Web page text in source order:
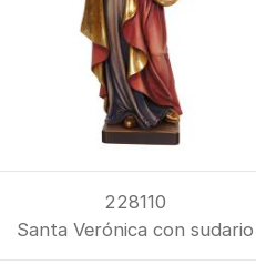
228110
Santa Verónica con sudario